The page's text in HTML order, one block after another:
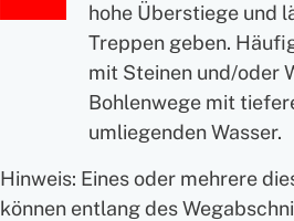
hohe Überstiege und
Treppen geben.
mit Steinen und/oder
Bohlenwege mit
umliegenden Wasser.
Hinweis: Eines oder mehrere
können entlang des